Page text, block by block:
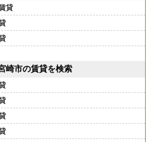
貸
崎市の賃貸を検索